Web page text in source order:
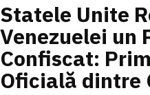
Statele Unite
Venezuelei un
Confiscat:
Oficială dintre